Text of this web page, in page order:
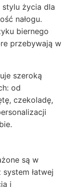
życia dla
nałogu.
biernego
przebywają w
szeroką
od
czekoladę,
są w
łatwej
i